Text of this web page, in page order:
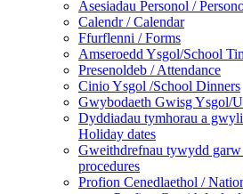
Asesiadau Personol /
Calendr / Calendar
Ffurflenni / Forms
Amseroedd Ysgol/School
Presenoldeb / Attendance
Cinio Ysgol /School Dinners
Gwybodaeth Gwisg Ysgol/
Dyddiadau tymhorau a
Holiday dates
Gweithdrefnau tywydd
procedures
Profion Cenedlaethol /